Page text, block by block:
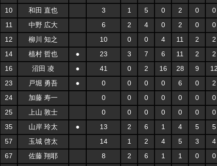
10
和田 直也 3 1 5 0 2 0
0
11
中野 広大 6 2 4 0 2 0
0
12
柳川 知之 10 0 0 4 11 2
2
14
植村 哲也 ● 23 3 7 6 11 2
2
16
沼田 凌 ● 41 0 2 16 28 9
23
戸堀 勇吾 ● 0 0 0 0 6 0
2
24
加藤 寿一 0 0 0 0 0 0
0
25
上山 敦士 0 0 0 0 0 0
0
35
山岸 玲太 ● 13 2 6 1 4 5
5
57
玉城 啓太 14 1 2 4 5 3
4
67
佐藤 翔耶 8 2 6 1 1 0 0